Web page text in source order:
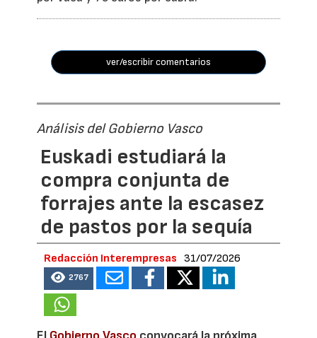
ver/escribir comentarios
Análisis del Gobierno Vasco
Euskadi estudiará la
compra conjunta de
forrajes ante la escasez
de pastos por la sequía
Redacción Interempresas 31/07/2026
2767